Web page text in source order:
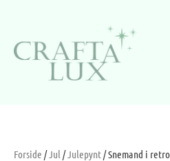
Forside /Jul /Julepynt/ Snemand i